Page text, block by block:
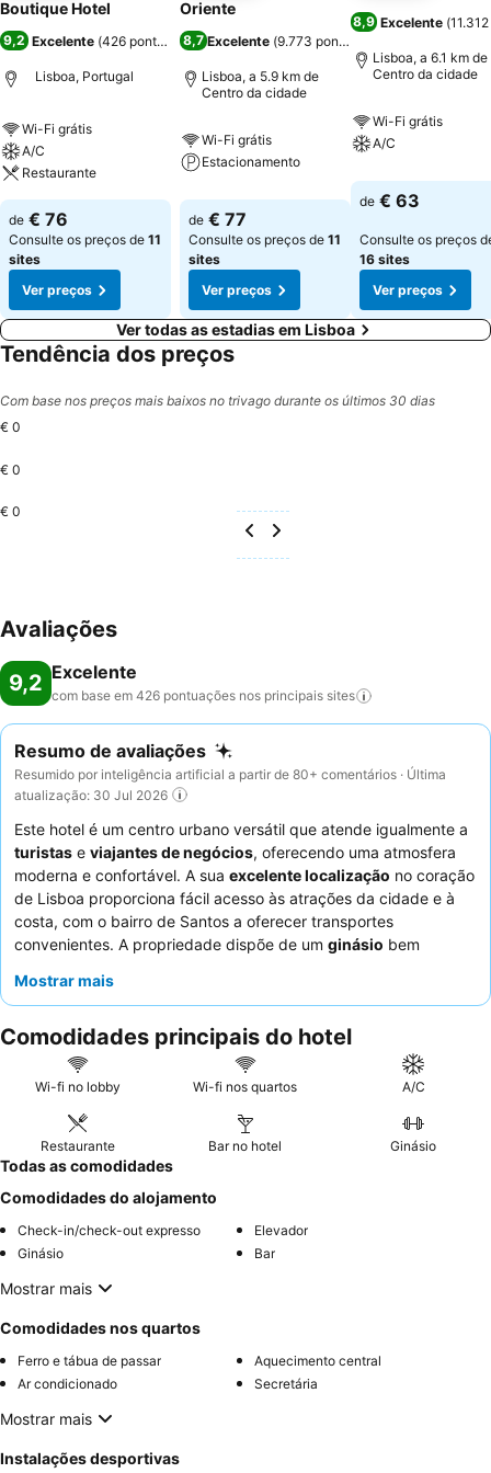
Boutique Hotel
9,2 Excelente (426 pontuações)
Lisboa, Portugal
Wi-Fi grátis
A/C
Restaurante
de € 76
Consulte os preços de 11
sites
Ver preços
Oriente
8,7 Excelente (9.773 pontuações
Lisboa, a 5.9 km de
Centro da cidade
Wi-Fi grátis
Estacionamento
de € 77
Consulte os preços de 11
sites
Ver preços
8,9 Excelente (
Lisboa, a 6.1 km de
Centro da cidade
Wi-Fi grátis
A/C
de € 63
Consulte os preços
16 sites
Ver preços
Ver todas as estadias em Lisboa
Tendência dos preços
Com base nos preços mais baixos no trivago durante os últimos 30 dias
€ 0
€ 0
€ 0
Avaliações
9,2 Excelente
com base em 426 pontuações nos principais sites
Resumo de avaliações
Resumido por inteligência artificial a partir de 80+ comentários · Última
atualização: 30 Jul 2026
Este hotel é um centro urbano versátil que atende igualmente a
turistas e viajantes de negócios, oferecendo uma atmosfera
moderna e confortável. A sua excelente localização no coração
de Lisboa proporciona fácil acesso às atrações da cidade e à
costa, com o bairro de Santos a oferecer transportes
convenientes. A propriedade dispõe de um ginásio bem
ou socializar, complementado por Wi-Fi gratuito. Os hóspedes
pequeno-almoço geralmente bom, que inclui muitas opções e
toques locais. Para uma estadia mais tranquila, considere pedir
um quarto que não esteja virado para as obras do metro.
Mostrar mais
Comodidades principais do hotel
Wi-fi no lobby Wi-fi nos quartos A/C
Restaurante Bar no hotel Ginásio
Todas as comodidades
Comodidades do alojamento
Check-in/check-out expresso
Elevador
Ginásio
Bar
Mostrar mais
Comodidades nos quartos
Ferro e tábua de passar
Aquecimento central
Ar condicionado
Secretária
Mostrar mais
Instalações desportivas